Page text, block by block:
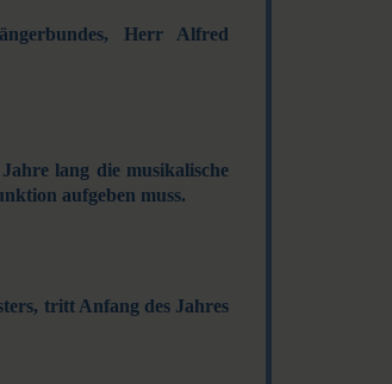
Herr Alfred
lang die musikalische
aufgeben muss.
tritt Anfang des Jahres